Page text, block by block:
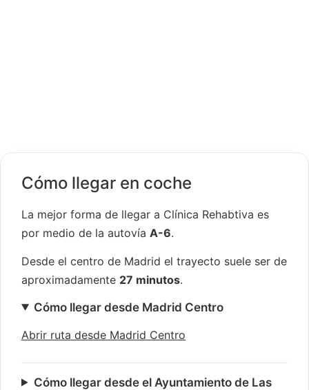
Cómo llegar en coche
La mejor forma de llegar a Clínica Rehabtiva es
por medio de la autovía A-6.
Desde el centro de Madrid el trayecto suele ser de
aproximadamente 27 minutos.
Cómo llegar desde Madrid Centro
Abrir ruta desde Madrid Centro
Cómo llegar desde el Ayuntamiento de Las